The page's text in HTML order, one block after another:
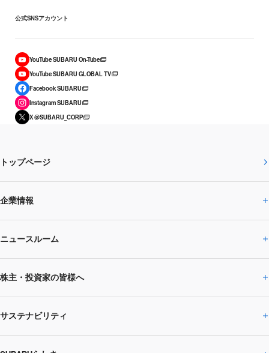
公式SNSアカウント
YouTube SUBARU On-Tube
YouTube SUBARU GLOBAL TV
Facebook SUBARU
Instagram SUBARU
X @SUBARU_CORP
トップページ
企業情報
企業情報トップ
SUBARUのありたい姿
SUBARU 2025方針
ニュースルーム
ニュースルームトップ
ニュースリリース
株主・投資家の皆様へ
株主・投資家の皆様へトップ
サステナビリティ